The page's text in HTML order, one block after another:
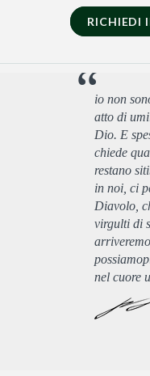
RICHIEDI
io non
atto di
Dio. E
chiede
restano
in noi, ci
Diavolo,
virgulti di
nel cuore